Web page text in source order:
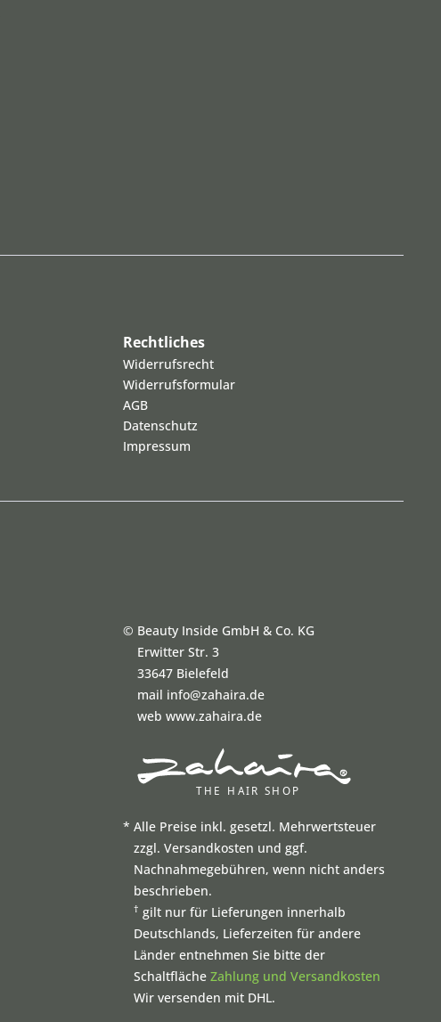
Rechtliches
Widerrufsrecht
Widerrufsformular
AGB
Datenschutz
Impressum
© Beauty Inside GmbH & Co. KG
Erwitter Str. 3
33647 Bielefeld
mail info@zahaira.de
web www.zahaira.de
* Alle Preise inkl. gesetzl. Mehrwertsteuer
zzgl. Versandkosten und ggf.
Nachnahmegebühren, wenn nicht anders
beschrieben.
† gilt nur für Lieferungen innerhalb
Deutschlands, Lieferzeiten für andere
Länder entnehmen Sie bitte der
Schaltfläche Zahlung und Versandkosten
Wir versenden mit DHL.